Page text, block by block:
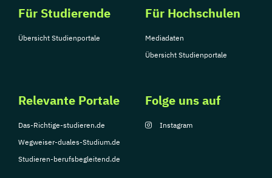
Für Studierende
Übersicht Studienportale
Für Hochschulen
Mediadaten
Übersicht Studienportale
Relevante Portale
Das-Richtige-studieren.de
Wegweiser-duales-Studium.de
Studieren-berufsbegleitend.de
Folge uns auf
Instagram